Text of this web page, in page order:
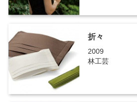
折々
2009
林工芸